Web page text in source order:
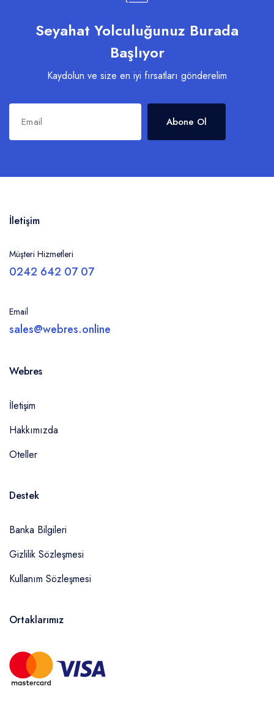
Seyahat Yolculuğunuz Burada
Başlıyor
Kaydolun ve size en iyi fırsatları gönderelim
Abone Ol
İletişim
Müşteri Hizmetleri
0242 642 07 07
Email
sales@webres.online
Webres
İletişim
Hakkımızda
Oteller
Destek
Banka Bilgileri
Gizlilik Sözleşmesi
Kullanım Sözleşmesi
Ortaklarımız